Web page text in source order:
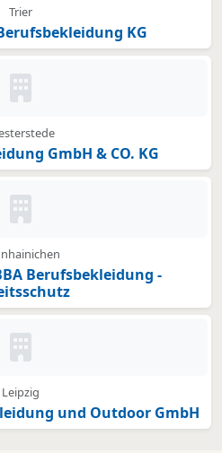
Trier
KG
Kein Bild oder Logo hinterlegt
GmbH & CO. KG
Kein Bild oder Logo hinterlegt
Berufsbekleidung -
Kein Bild oder Logo hinterlegt
Leipzig
und Outdoor GmbH